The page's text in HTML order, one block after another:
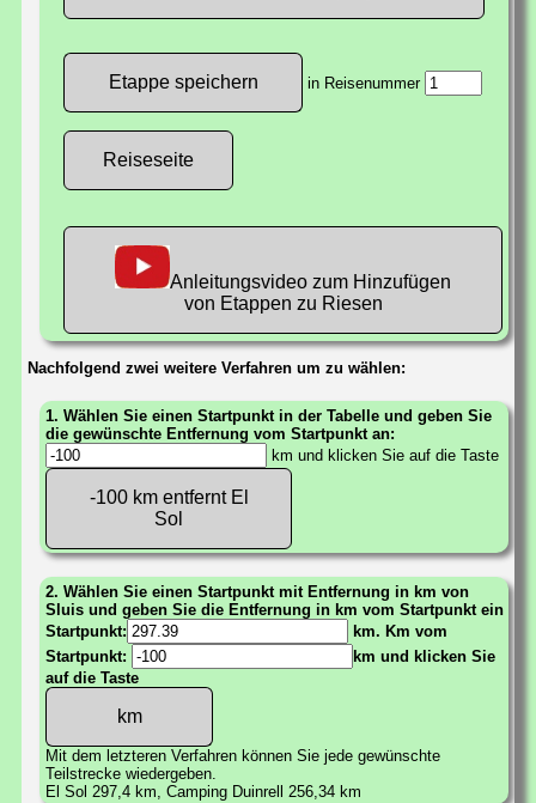
in Reisenummer
Reiseseite
Anleitungsvideo zum Hinzufügen
von Etappen zu Riesen
Nachfolgend zwei weitere Verfahren um zu wählen:
1. Wählen Sie einen Startpunkt in der Tabelle und geben Sie
die gewünschte Entfernung vom Startpunkt an:
km und klicken Sie auf die Taste
-100 km entfernt El
Sol
2. Wählen Sie einen Startpunkt mit Entfernung in km von
Sluis und geben Sie die Entfernung in km vom Startpunkt ein
Startpunkt:
km. Km vom
Startpunkt:
km und klicken Sie
auf die Taste
Mit dem letzteren Verfahren können Sie jede gewünschte
Teilstrecke wiedergeben.
El Sol 297,4 km, Camping Duinrell 256,34 km